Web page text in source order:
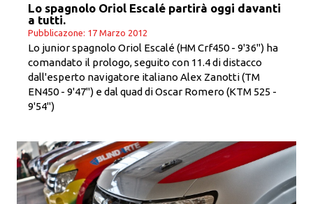
Lo spagnolo Oriol Escalé partirà oggi davanti
a tutti.
Pubblicazone: 17 Marzo 2012
Lo junior spagnolo Oriol Escalé (HM Crf450 - 9'36") ha
comandato il prologo, seguito con 11.4 di distacco
dall'esperto navigatore italiano Alex Zanotti (TM
EN450 - 9'47") e dal quad di Oscar Romero (KTM 525 -
9'54")